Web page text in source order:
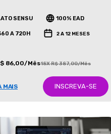
SENSU 100% EAD
A 720H 2 A 12 MESES
86,00/Mês18X R$ 387,00/Mês
MAIS INSCREVA-SE